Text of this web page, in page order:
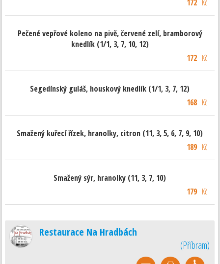
172 Kč
Pečené vepřové koleno na pivě, červené zelí, bramborový
knedlík (1/1, 3, 7, 10, 12)
172 Kč
Segedínský guláš, houskový knedlík (1/1, 3, 7, 12)
168 Kč
Smažený kuřecí řízek, hranolky, citron (11, 3, 5, 6, 7, 9, 10)
189Kč
Smažený sýr, hranolky (11, 3, 7, 10)
179Kč
Restaurace Na Hradbách
(Příbram)